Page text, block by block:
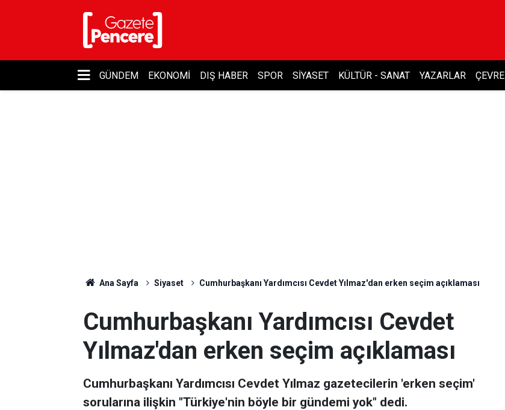
GÜNDEM EKONOMI DIŞ HABER SPOR SIYASET KÜLTÜR - SANAT YAZARLAR ÇEVRE
Ana Sayfa Siyaset Cumhurbaşkanı Yardımcısı Cevdet Yılmaz'dan erken seçim açıklaması
Cumhurbaşkanı Yardımcısı Cevdet
Yılmaz'dan erken seçim açıklaması
Cumhurbaşkanı Yardımcısı Cevdet Yılmaz gazetecilerin 'erken seçim'
sorularına ilişkin "Türkiye'nin böyle bir gündemi yok" dedi.